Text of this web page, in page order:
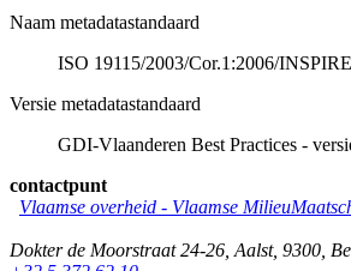
Naam metadatastandaard
ISO 19115/2003/Cor.1:2006/
Versie metadatastandaard
GDI-Vlaanderen Best Practices -
contactpunt
Vlaamse overheid - Vlaamse
Dokter de Moorstraat 24-26 Aalst, 9300